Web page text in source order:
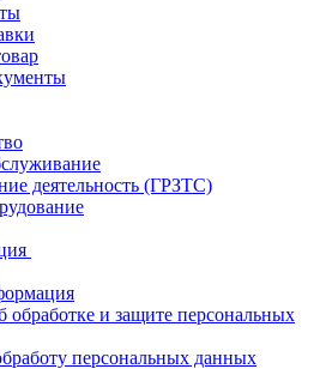
деятельность (ГРЗТС)
обработке и защите персональных
персональных данных